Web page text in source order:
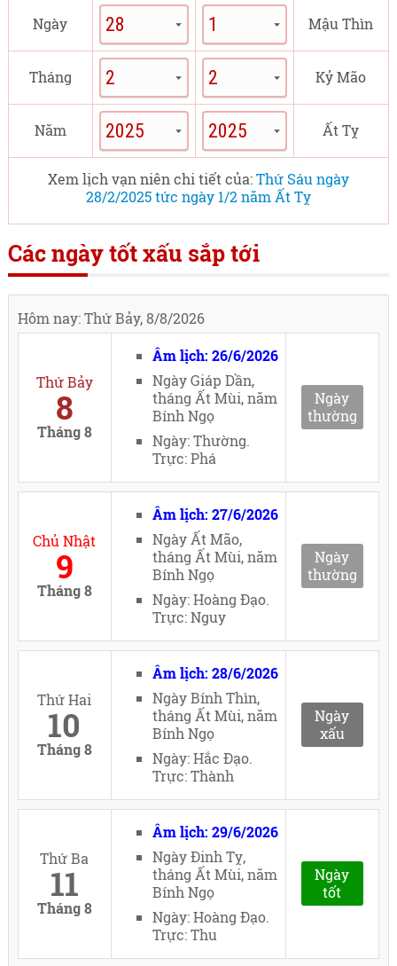
Ngày Mậu Thìn
Tháng Kỷ Mão
Năm Ất Tỵ
Xem lịch vạn niên chi tiết của:Thứ Sáu ngày
28/2/2025 tức ngày 1/2 năm Ất Tỵ
Các ngày tốt xấu sắp tới
Hôm nay: Thứ Bảy, 8/8/2026
Thứ Bảy
8
Tháng 8
Âm lịch: 26/6/2026
Ngày Giáp Dần,
tháng Ất Mùi, năm
Bính Ngọ
Ngày: Thường.
Trực: Phá
Ngày
thường
Chủ Nhật
9
Tháng 8
Âm lịch: 27/6/2026
Ngày Ất Mão,
tháng Ất Mùi, năm
Bính Ngọ
Ngày: Hoàng Đạo.
Trực: Nguy
Ngày
thường
Thứ Hai
10
Tháng 8
Âm lịch: 28/6/2026
Ngày Bính Thìn,
tháng Ất Mùi, năm
Bính Ngọ
Ngày: Hắc Đạo.
Trực: Thành
Ngày
xấu
Thứ Ba
11
Tháng 8
Âm lịch: 29/6/2026
Ngày Đinh Tỵ,
tháng Ất Mùi, năm
Bính Ngọ
Ngày: Hoàng Đạo.
Trực: Thu
Ngày
tốt